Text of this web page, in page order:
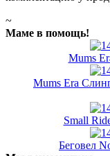
~
Маме в помощь!
Mums
Mums Era
Small
Беговел